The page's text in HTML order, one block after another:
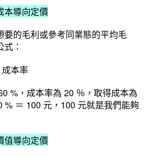
本導向定價
要的毛利或參考同業態的平均毛
：
本率
%，成本率為 20 ％，取得成本為
% ＝ 100 元，100 元就是我們能夠
值導向定價